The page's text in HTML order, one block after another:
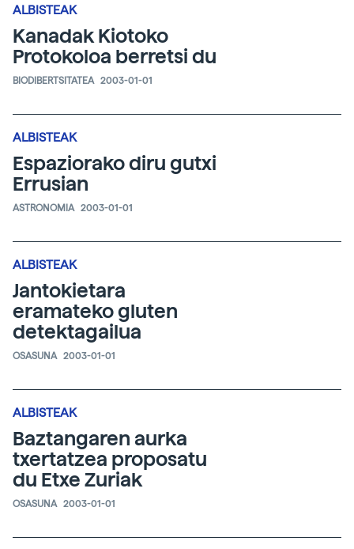
ALBISTEAK
Kanadak Kiotoko
Protokoloa berretsi du
BIODIBERTSITATEA 2003-01-01
ALBISTEAK
Espaziorako diru gutxi
Errusian
ASTRONOMIA 2003-01-01
ALBISTEAK
Jantokietara
eramateko gluten
detektagailua
OSASUNA 2003-01-01
ALBISTEAK
Baztangaren aurka
txertatzea proposatu
du Etxe Zuriak
OSASUNA 2003-01-01